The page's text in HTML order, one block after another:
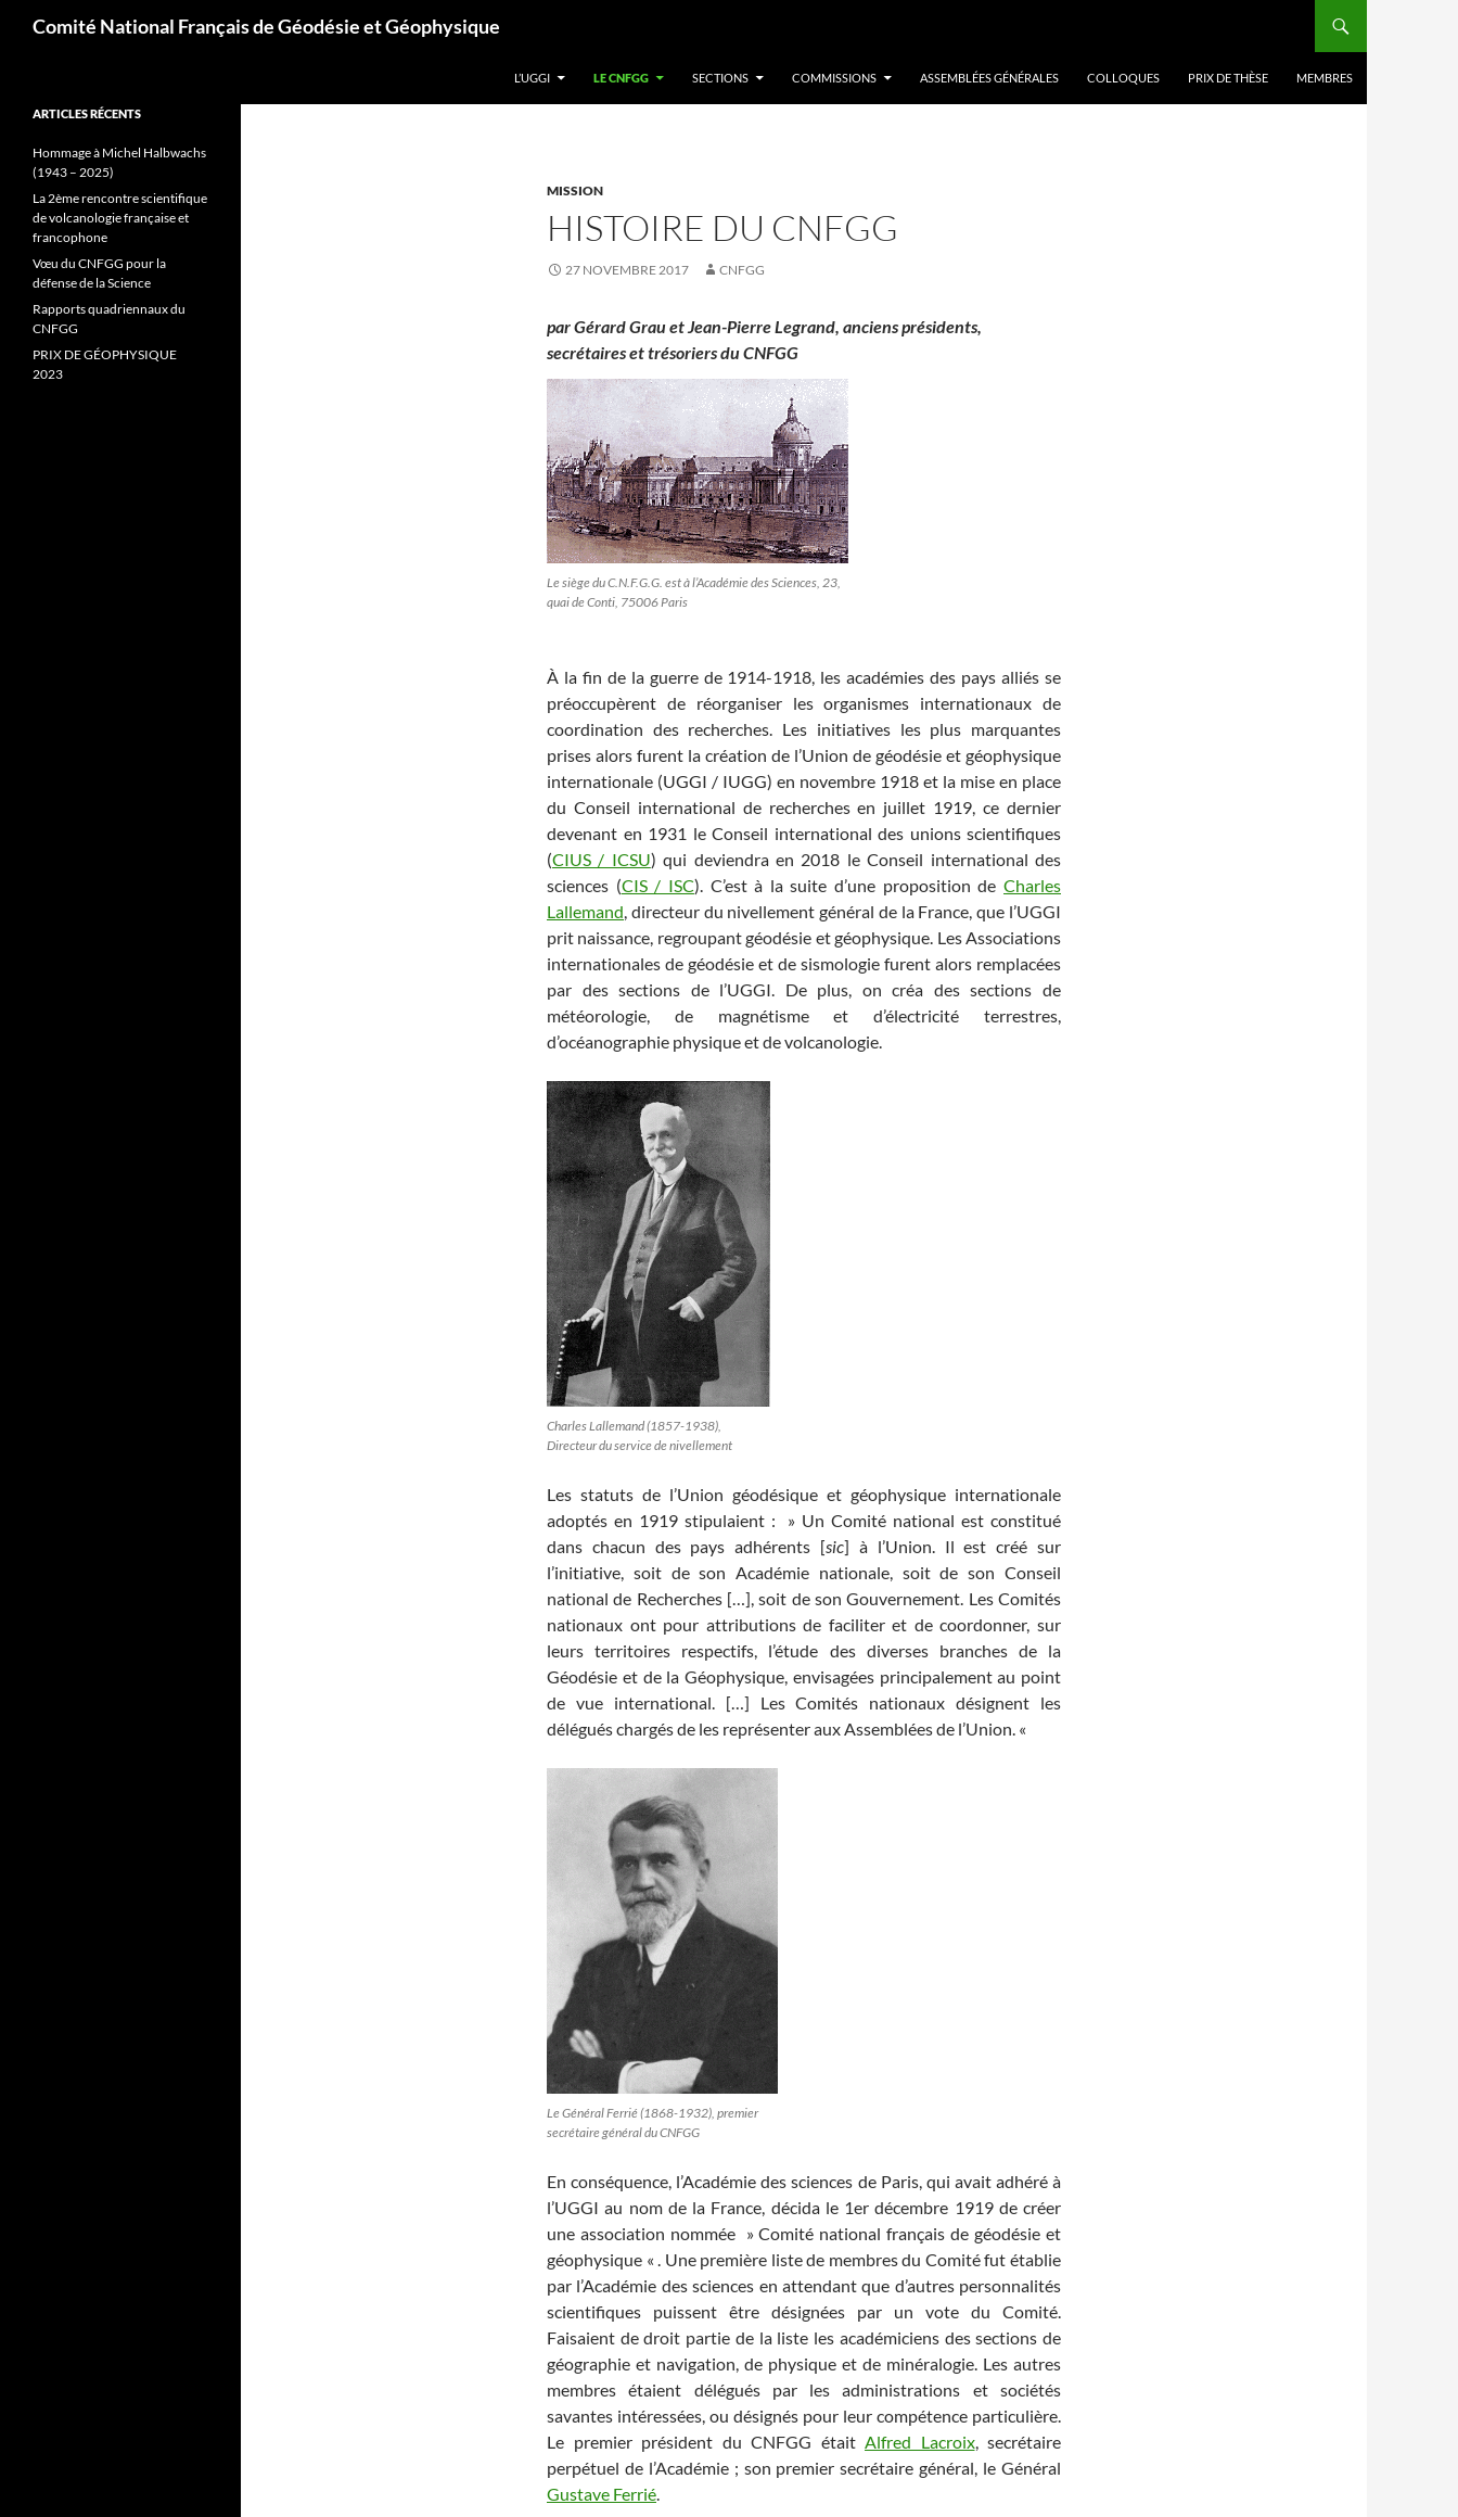
Comité National Français de Géodésie et Géophysique
L’UGGI LE CNFGG SECTIONS COMMISSIONS ASSEMBLÉES GÉNÉRALES COLLOQUES PRIX DE THÈSE MEMBRES
MISSION
HISTOIRE DU CNFGG
27 NOVEMBRE 2017 CNFGG
par Gérard Grau et Jean-Pierre Legrand, anciens présidents,
secrétaires et trésoriers du CNFGG
Le siège du C.N.F.G.G. est à l’Académie des Sciences, 23,
quai de Conti, 75006 Paris
À la fin de la guerre de 1914-1918, les académies des pays alliés se
préoccupèrent de réorganiser les organismes internationaux de
coordination des recherches. Les initiatives les plus marquantes
prises alors furent la création de l’Union de géodésie et géophysique
internationale (UGGI / IUGG) en novembre 1918 et la mise en place
du Conseil international de recherches en juillet 1919, ce dernier
devenant en 1931 le Conseil international des unions scientifiques
(CIUS / ICSU) qui deviendra en 2018 le Conseil international des
sciences (CIS / ISC). C’est à la suite d’une proposition deCharles
Lallemand, directeur du nivellement général de la France, que l’UGGI
prit naissance, regroupant géodésie et géophysique. Les Associations
internationales de géodésie et de sismologie furent alors remplacées
par des sections de l’UGGI. De plus, on créa des sections de
météorologie, de magnétisme et d’électricité terrestres,
d’océanographie physique et de volcanologie.
Charles Lallemand (1857-1938),
Directeur du service de nivellement
Les statuts de l’Union géodésique et géophysique internationale
adoptés en 1919 stipulaient : » Un Comité national est constitué
dans chacun des pays adhérents [sic] à l’Union. Il est créé sur
l’initiative, soit de son Académie nationale, soit de son Conseil
national de Recherches […], soit de son Gouvernement. Les Comités
nationaux ont pour attributions de faciliter et de coordonner, sur
leurs territoires respectifs, l’étude des diverses branches de la
Géodésie et de la Géophysique, envisagées principalement au point
de vue international. […] Les Comités nationaux désignent les
délégués chargés de les représenter aux Assemblées de l’Union. «
Le Général Ferrié (1868-1932), premier
secrétaire général du CNFGG
En conséquence, l’Académie des sciences de Paris, qui avait adhéré à
l’UGGI au nom de la France, décida le 1er décembre 1919 de créer
une association nommée » Comité national français de géodésie et
géophysique « . Une première liste de membres du Comité fut établie
par l’Académie des sciences en attendant que d’autres personnalités
scientifiques puissent être désignées par un vote du Comité.
Faisaient de droit partie de la liste les académiciens des sections de
géographie et navigation, de physique et de minéralogie. Les autres
membres étaient délégués par les administrations et sociétés
savantes intéressées, ou désignés pour leur compétence particulière.
Le premier président du CNFGG était Alfred Lacroix, secrétaire
perpétuel de l’Académie ; son premier secrétaire général, le Général
Gustave Ferrié.
ARTICLES RÉCENTS
Hommage à Michel Halbwachs
(1943 – 2025)
La 2ème rencontre scientifique
de volcanologie française et
francophone
Vœu du CNFGG pour la
défense de la Science
Rapports quadriennaux du
CNFGG
PRIX DE GÉOPHYSIQUE
2023